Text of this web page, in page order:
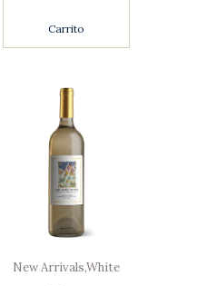
Carrito
New Arrivals,White